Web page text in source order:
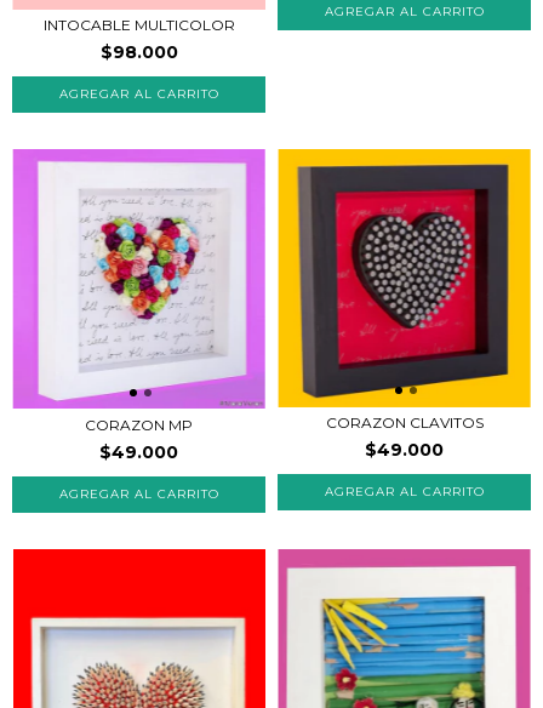
INTOCABLE MULTICOLOR
$98.000
AGREGAR AL CARRITO
CORAZON MP
$49.000
AGREGAR AL CARRITO
CORAZON CLAVITOS
$49.000
AGREGAR AL CARRITO